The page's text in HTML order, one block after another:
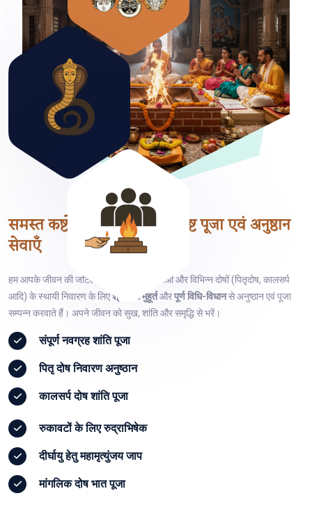
समस्त कष्टों के निवारण हेतु विशिष्ट पूजा एवं अनुष्ठान
सेवाएँ
हम आपके जीवन की जटिल समस्याओं, ग्रह बाधाओं और विभिन्न दोषों (पितृदोष, कालसर्प
आदि) के स्थायी निवारण के लिएश्रेष्ठतम मुहूर्तऔरपूर्ण विधि-विधानसे अनुष्ठान एवं पूजा
सम्पन्न करवाते हैं। अपने जीवन को सुख, शांति और समृद्धि से भरें।
संपूर्णनवग्रह शांति पूजा
पितृ दोषनिवारण अनुष्ठान
कालसर्प दोषशांति पूजा
रुकावटों के लिएरुद्राभिषेक
दीर्घायु हेतुमहामृत्युंजय जाप
मांगलिक दोषभात पूजा